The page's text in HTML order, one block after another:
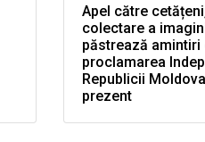
Apel către
colectare a
păstrează amintiri
proclamarea
Republicii
prezent